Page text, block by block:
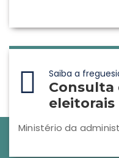
Saiba a
Consulta
eleitorais
Ministério da